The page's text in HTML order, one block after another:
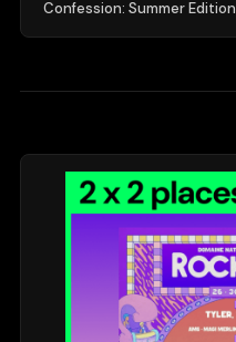
Confession: Summer Edition